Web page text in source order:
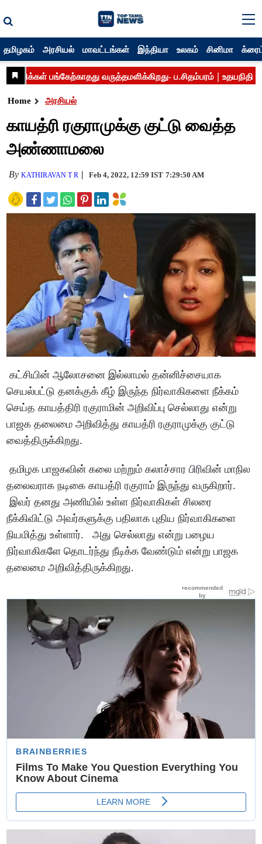
தமிழகம் அரசியல் மாவட்டங்கள் இந்தியா உலகம் சினிமா
Home அரசியல்
காயத்ரி ரகுராமுக்கு குட்டு வைத்த
அண்ணாமலை
ByKATHIRAVAN T R Feb 4, 2022, 12:59 IST 7:29:50 AM
கட்சியின் ஆலோசனை இல்லாமல் தன்னிச்சையாக
செயல்பட்டு தனக்குக் கீழ் இருந்த நிர்வாகிகளை நீக்கம்
செய்த காயத்திரி ரகுராமின் அறிவிப்பு செல்லாது என்று
பாஜக தலைமை அறிவித்து காயத்ரி ரகுராமுக்கு குட்டு
வைத்திருக்கிறது.
தமிழக பாஜகவின் கலை மற்றும் கலாச்சார பிரிவின் மாநில
தலைவராக நடிகை காயத்ரி ரகுராம் இருந்து வருகிறார்.
இவர் தனது அணியில் உள்ள நிர்வாகிகள் சிலரை
நீக்கிவிட்டு அவர்களுக்கு பதிலாக புதிய நிர்வாகிகளை
நியமித்து உள்ளார். அது செல்லாது என்று பழைய
நிர்வாகிகளே தொடர்ந்து நீடிக்க வேண்டும் என்று பாஜக
தலைமை அறிவித்திருக்கிறது.